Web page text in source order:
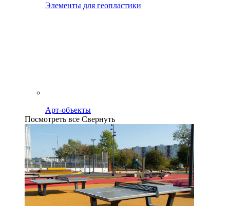
Элементы для геопластики
Арт-объекты
Посмотреть все Свернуть